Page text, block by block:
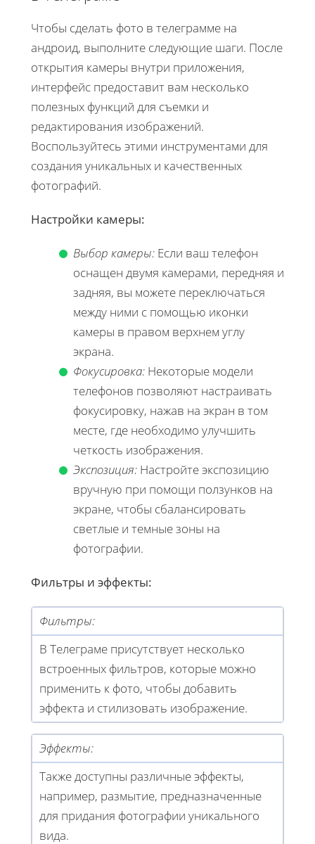
Чтобы сделать фото в телеграмме на
андроид, выполните следующие шаги. После
открытия камеры внутри приложения,
интерфейс предоставит вам несколько
полезных функций для съемки и
редактирования изображений.
Воспользуйтесь этими инструментами для
создания уникальных и качественных
фотографий.
Настройки камеры:
Выбор камеры: Если ваш телефон
оснащен двумя камерами, передняя и
задняя, вы можете переключаться
между ними с помощью иконки
камеры в правом верхнем углу
экрана.
Фокусировка: Некоторые модели
телефонов позволяют настраивать
фокусировку, нажав на экран в том
месте, где необходимо улучшить
четкость изображения.
Экспозиция: Настройте экспозицию
вручную при помощи ползунков на
экране, чтобы сбалансировать
светлые и темные зоны на
фотографии.
Фильтры и эффекты:
Фильтры:
В Телеграме присутствует несколько
встроенных фильтров, которые можно
применить к фото, чтобы добавить
эффекта и стилизовать изображение.
Эффекты:
Также доступны различные эффекты,
например, размытие, предназначенные
для придания фотографии уникального
вида.